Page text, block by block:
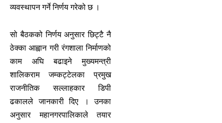
व्यवस्थापन गर्ने निर्णय गरेको छ ।
सो बैठकको निर्णय अनुसार छिट्टै नै
ठेक्का आह्वान गरी रंगशाला निर्माणको
काम अघि बढाइने मुख्यमन्त्री
शालिकराम जम्कट्टेलका प्रमुख
राजनीतिक सल्लाहकार डिपी
ढकालले जानकारी दिए । उनका
अनुसार महानगरपालिकाले तयार